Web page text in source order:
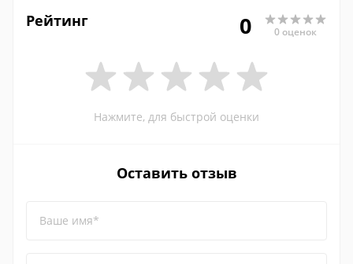
Рейтинг 0 0 оценок
Нажмите, для быстрой оценки
Оставить отзыв
Ваше имя*